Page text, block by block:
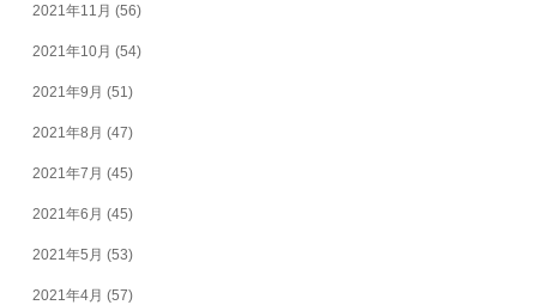
2021年11月 (56)
2021年10月 (54)
2021年9月 (51)
2021年8月 (47)
2021年7月 (45)
2021年6月 (45)
2021年5月 (53)
2021年4月 (57)